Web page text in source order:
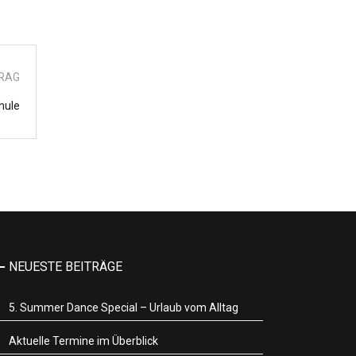
NEUESTE BEITRÄGE
5. Summer Dance Special – Urlaub vom Alltag
Aktuelle Termine im Überblick